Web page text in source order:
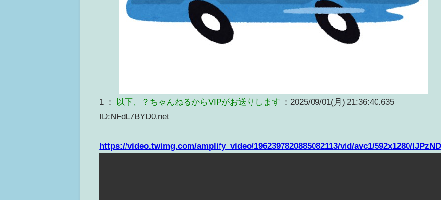
1 ： 以下、？ちゃんねるからVIPがお送りします ：2025/09/01(月) 21:36:40.635
ID:NFdL7BYD0.net
https://video.twimg.com/amplify_video/1962397820885082113/vid/avc1/592x1280/